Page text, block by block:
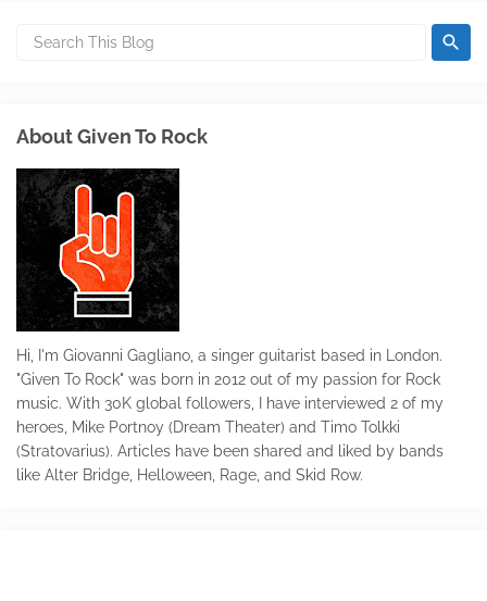
About Given To Rock
Hi, I'm Giovanni Gagliano, a singer guitarist based in London.
"Given To Rock" was born in 2012 out of my passion for Rock
music. With 30K global followers, I have interviewed 2 of my
heroes, Mike Portnoy (Dream Theater) and Timo Tolkki
(Stratovarius). Articles have been shared and liked by bands
like Alter Bridge, Helloween, Rage, and Skid Row.